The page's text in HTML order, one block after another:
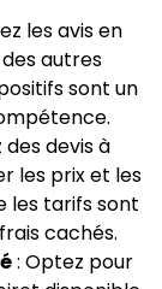
les avis en
autres
sont un
devis à
les prix et les
les tarifs sont
cachés.
: Optez pour